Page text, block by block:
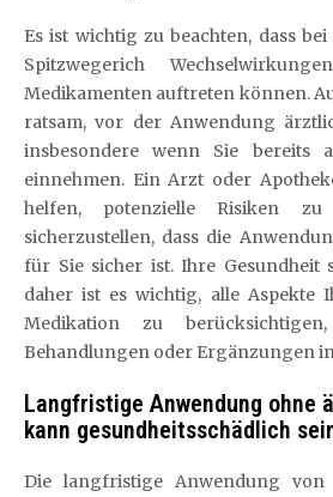
Es ist wichtig zu beachten, dass
Spitzwegerich
Medikamenten auftreten können.
ratsam, vor der Anwendung
insbesondere wenn Sie bereits
einnehmen. Ein Arzt oder
helfen, potenzielle Risiken
sicherzustellen, dass die
für Sie sicher ist. Ihre Gesundheit
daher ist es wichtig, alle Aspekte
Medikation zu
Behandlungen oder Ergänzungen
Langfristige Anwendung ohne
kann gesundheitsschädlich
Die langfristige Anwendung von